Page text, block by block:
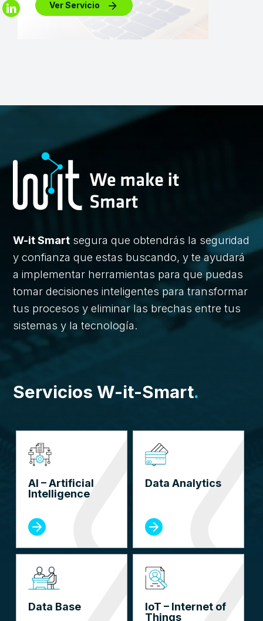
Ver Servicio
W-it Smart segura que obtendrás la seguridad
y confianza que estas buscando, y te ayudará
a implementar herramientas para que puedas
tomar decisiones inteligentes para transformar
tus procesos y eliminar las brechas entre tus
sistemas y la tecnología.
Servicios W-it-Smart.
AI – Artificial
Intelligence
Data Analytics
Data Base
IoT – Internet of
Things